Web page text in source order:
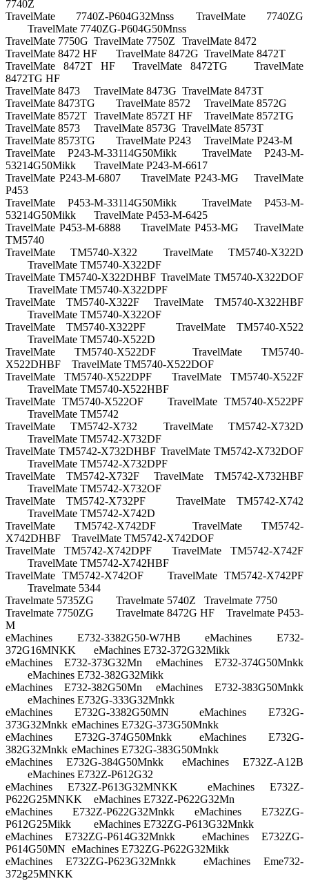
7740Z
TravelMate 7740Z-P604G32Mnss
TravelMate 7740ZG
TravelMate 7740ZG-P604G50Mnss
TravelMate 7750G TravelMate 7750Z
TravelMate 8472
TravelMate 8472 HF
TravelMate 8472G TravelMate 8472T
TravelMate 8472T HF
TravelMate 8472TG
TravelMate
8472TG HF
TravelMate 8473
TravelMate 8473G TravelMate 8473T
TravelMate 8473TG
TravelMate 8572
TravelMate 8572G
TravelMate 8572T TravelMate 8572T HF
TravelMate 8572TG
TravelMate 8573
TravelMate 8573G TravelMate 8573T
TravelMate 8573TG
TravelMate P243
TravelMate P243-M
TravelMate P243-M-33114G50Mikk
TravelMate P243-M-
53214G50Mikk
TravelMate P243-M-6617
TravelMate P243-M-6807
TravelMate P243-MG
TravelMate
P453
TravelMate P453-M-33114G50Mikk
TravelMate P453-M-
53214G50Mikk
TravelMate P453-M-6425
TravelMate P453-M-6888
TravelMate P453-MG
TravelMate
TM5740
TravelMate TM5740-X322
TravelMate TM5740-X322D
TravelMate TM5740-X322DF
TravelMate TM5740-X322DHBF TravelMate TM5740-X322DOF
TravelMate TM5740-X322DPF
TravelMate TM5740-X322F
TravelMate TM5740-X322HBF
TravelMate TM5740-X322OF
TravelMate TM5740-X322PF
TravelMate TM5740-X522
TravelMate TM5740-X522D
TravelMate TM5740-X522DF
TravelMate TM5740-
X522DHBF
TravelMate TM5740-X522DOF
TravelMate TM5740-X522DPF
TravelMate TM5740-X522F
TravelMate TM5740-X522HBF
TravelMate TM5740-X522OF
TravelMate TM5740-X522PF
TravelMate TM5742
TravelMate TM5742-X732
TravelMate TM5742-X732D
TravelMate TM5742-X732DF
TravelMate TM5742-X732DHBF TravelMate TM5742-X732DOF
TravelMate TM5742-X732DPF
TravelMate TM5742-X732F
TravelMate TM5742-X732HBF
TravelMate TM5742-X732OF
TravelMate TM5742-X732PF
TravelMate TM5742-X742
TravelMate TM5742-X742D
TravelMate TM5742-X742DF
TravelMate TM5742-
X742DHBF
TravelMate TM5742-X742DOF
TravelMate TM5742-X742DPF
TravelMate TM5742-X742F
TravelMate TM5742-X742HBF
TravelMate TM5742-X742OF
TravelMate TM5742-X742PF
Travelmate 5344
Travelmate 5735ZG
Travelmate 5740Z
Travelmate 7750
Travelmate 7750ZG
Travelmate 8472G HF
Travelmate P453-
M
eMachines E732-3382G50-W7HB
eMachines E732-
372G16MNKK
eMachines E732-372G32Mikk
eMachines E732-373G32Mn
eMachines E732-374G50Mnkk
eMachines E732-382G32Mikk
eMachines E732-382G50Mn
eMachines E732-383G50Mnkk
eMachines E732G-333G32Mnkk
eMachines E732G-3382G50MN
eMachines E732G-
373G32Mnkk eMachines E732G-373G50Mnkk
eMachines E732G-374G50Mnkk
eMachines E732G-
382G32Mnkk eMachines E732G-383G50Mnkk
eMachines E732G-384G50Mnkk
eMachines E732Z-A12B
eMachines E732Z-P612G32
eMachines E732Z-P613G32MNKK
eMachines E732Z-
P622G25MNKK
eMachines E732Z-P622G32Mn
eMachines E732Z-P622G32Mnkk
eMachines E732ZG-
P612G25Mikk
eMachines E732ZG-P613G32Mnkk
eMachines E732ZG-P614G32Mnkk
eMachines E732ZG-
P614G50MN eMachines E732ZG-P622G32Mikk
eMachines E732ZG-P623G32Mnkk
eMachines Eme732-
372g25MNKK